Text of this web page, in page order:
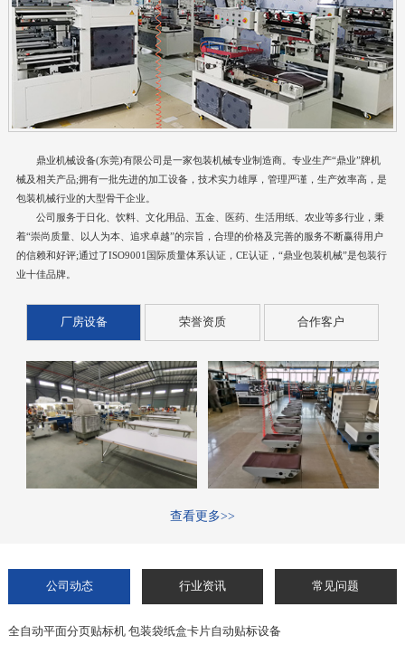
鼎业机械设备(东莞)有限公司是一家包装机械专业制造商。专业生产“鼎业”牌机
械及相关产品;拥有一批先进的加工设备，技术实力雄厚，管理严谨，生产效率高，是
包装机械行业的大型骨干企业。
公司服务于日化、饮料、文化用品、五金、医药、生活用纸、农业等多行业，秉
着“崇尚质量、以人为本、追求卓越”的宗旨，合理的价格及完善的服务不断赢得用户
的信赖和好评;通过了ISO9001国际质量体系认证，CE认证，“鼎业包装机械”是包装行
业十佳品牌。
厂房设备 荣誉资质 合作客户
查看更多>>
公司动态 行业资讯 常见问题
全自动平面分页贴标机 包装袋纸盒卡片自动贴标设备